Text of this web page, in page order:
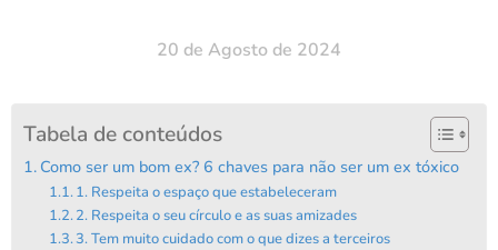
20 de Agosto de 2024
Tabela de conteúdos
Como ser um bom ex? 6 chaves para não ser um ex tóxico
1. Respeita o espaço que estabeleceram
2. Respeita o seu círculo e as suas amizades
3. Tem muito cuidado com o que dizes a terceiros